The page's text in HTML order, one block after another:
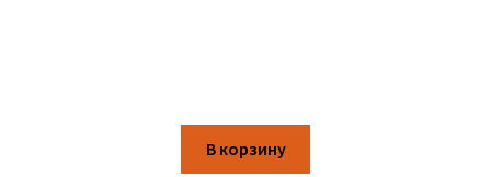
В корзину